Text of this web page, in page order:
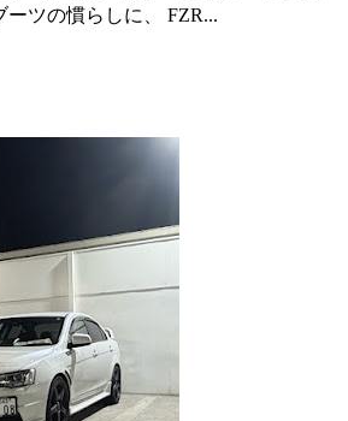
ツの慣らしに、 FZR...